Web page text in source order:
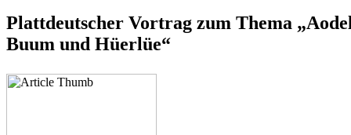
Plattdeutscher Vortrag zum Thema
Buum und Hüerlüe“